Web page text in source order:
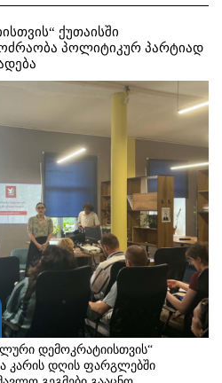
ქუთაისში
პოლიტიკურ პარტიად
დემოკრატიისთვის“
კარის დღის ფარგლებში